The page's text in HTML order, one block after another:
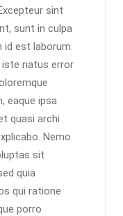
sint
sunt in culpa
id est laborum.
iste natus error
eaque ipsa
quasi archi
Nemo
sit
quia
qui ratione
porro